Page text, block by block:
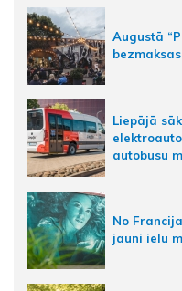
Augustā
Liepājā
autobusu
No
jauni ielu